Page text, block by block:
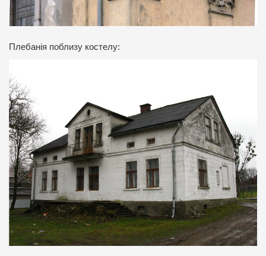
Плебанія поблизу костелу: